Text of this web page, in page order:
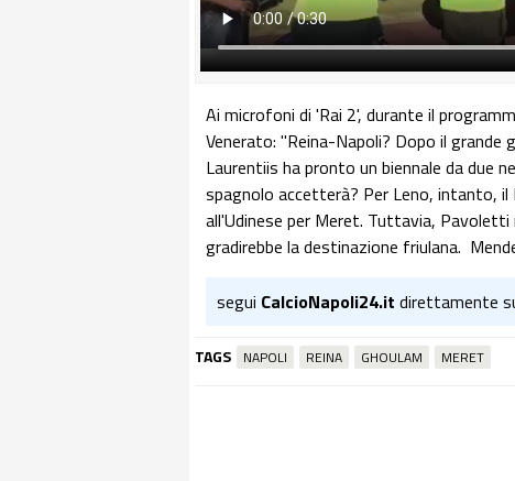
Ai microfoni di 'Rai 2', durante il
Venerato: "Reina-Napoli? Dopo il grande
Laurentiis ha pronto un biennale da due
spagnolo accetterà? Per Leno, intanto,
all'Udinese per Meret. Tuttavia,
gradirebbe la destinazione friulana.
segui CalcioNapoli24.it direttamente
TAGS NAPOLI REINA GHOULAM MERET